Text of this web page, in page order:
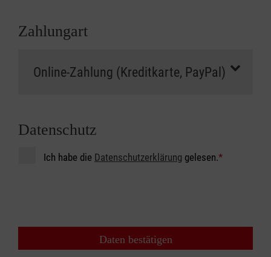
Zahlungart
Datenschutz
Ich habe die Datenschutzerklärung gelesen.*
Daten bestätigen